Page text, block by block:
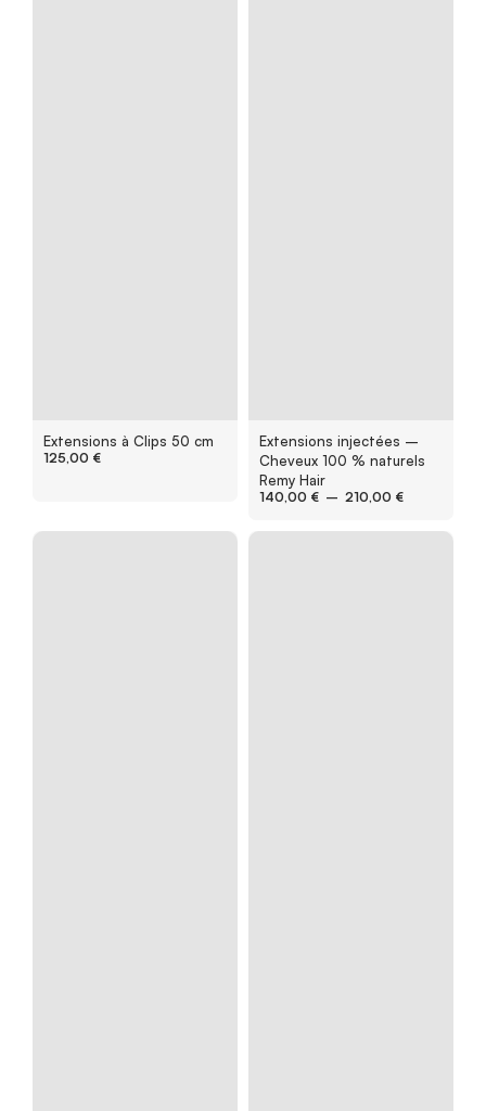
Extensions à Clips 50 cm
125,00 €
Extensions injectées –
Cheveux 100 % naturels
Remy Hair
140,00 € – 210,00 €